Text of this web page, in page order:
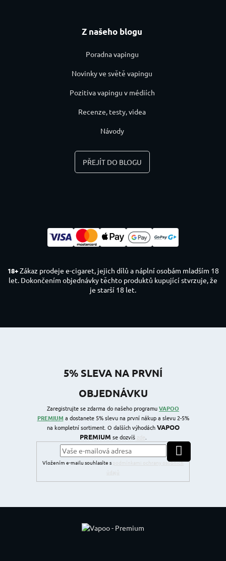
Z našeho blogu
Poradna vapingu
Novinky ve světě vapingu
Pozitiva vapingu v médiích
Recenze, testy, videa
Návody
PŘEJÍT DO BLOGU
18+Zákaz prodeje e-cigaret, jejich dílů a náplní osobám mladším 18
let. Dokončením objednávky těchto produktů kupující stvrzuje, že
je starší 18 let.
5% SLEVA NA PRVNÍ
OBJEDNÁVKU
Zaregistrujte se zdarma do našeho programuVAPOO
PREMIUM a dostanete 5% slevu na první nákup a slevu 2-5%
na kompletní sortiment. O dalších výhodáchVAPOO
PREMIUM se dozvíš
Vložením e-mailu souhlasíte s
podmínkami ochrany osobních